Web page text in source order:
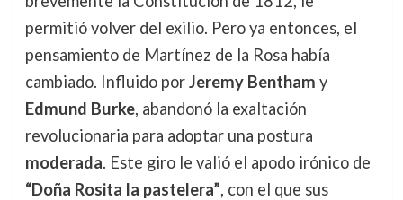
permitió volver del exilio. Pero ya entonces, el
pensamiento de Martínez de la Rosa había
cambiado. Influido porJeremy Bentham y
Edmund Burke, abandonó la exaltación
revolucionaria para adoptar una postura
moderada. Este giro le valió el apodo irónico de
“Doña Rosita la pastelera”, con el que sus